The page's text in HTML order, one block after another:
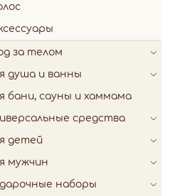
за телом
душа и ванны
бани, сауны и хаммама
средства
детей
мужчин
наборы